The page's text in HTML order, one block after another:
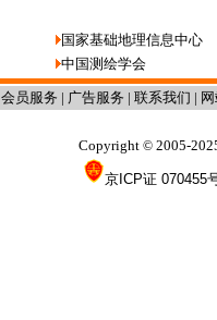
国家基础地理信息中心
中国测绘学会
会员服务 | 广告服务 | 联系我们 |
Copyright © 2005-
京ICP证 070455